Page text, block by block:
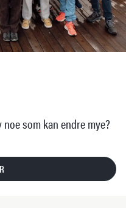
som kan endre mye?